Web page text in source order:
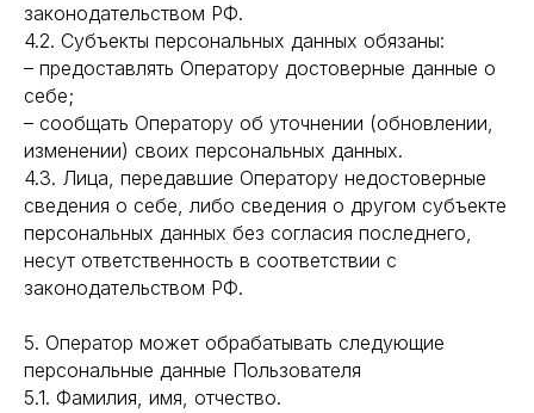
законодательством РФ.
4.2. Субъекты персональных данных обязаны:
– предоставлять Оператору достоверные данные о
себе;
– сообщать Оператору об уточнении (обновлении,
изменении) своих персональных данных.
4.3. Лица, передавшие Оператору недостоверные
сведения о себе, либо сведения о другом субъекте
персональных данных без согласия последнего,
несут ответственность в соответствии с
законодательством РФ.
5. Оператор может обрабатывать следующие
персональные данные Пользователя
5.1. Фамилия, имя, отчество.